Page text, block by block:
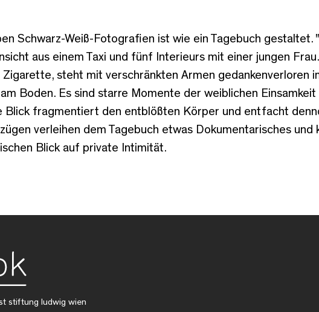
Schwarz-Weiß-Fotografien ist wie ein Tagebuch
aus einem Taxi und fünf Interieurs mit einer jungen
Zigarette, steht mit verschränkten Armen gedankenverloren
Boden. Es sind starre Momente der weiblichen
fragmentiert den entblößten Körper und entfacht
verleihen dem Tagebuch etwas Dokumentarisches
Blick auf private Intimität.
stiftung ludwig wien